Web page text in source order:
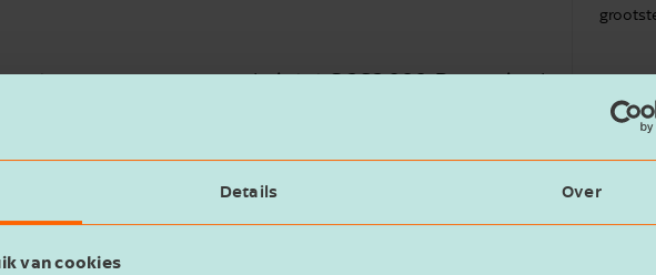
Details Over
van cookies
toepassen over een salaris tot € 262.000. De maximale
(30% van € 262.000).
Alleen werknemers die vóór 2024 al onder de
looptijd gebruik blijven maken van het 30%-